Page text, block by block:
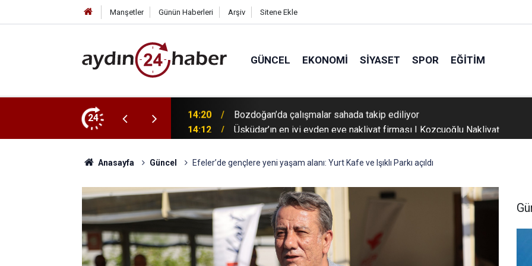
Manşetler Günün Haberleri Arşiv Sitene Ekle
GÜNCEL EKONOMI SIYASET SPOR EĞITIM
24 14:12 Üsküdar’ın en iyi evden eve nakliyat firması | Kozcuoğlu Nakliyat
Anasayfa Güncel Efeler’de gençlere yeni yaşam alanı: Yurt Kafe ve Işıklı Parkı açıldı